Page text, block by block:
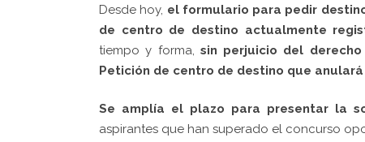
Desde hoy, el formulario para pedir
de centro de destino actualmente
tiempo y forma,
sin perjuicio del
Petición de centro de destino que
Se amplía el plazo para presentar la
aspirantes que han superado el concurso